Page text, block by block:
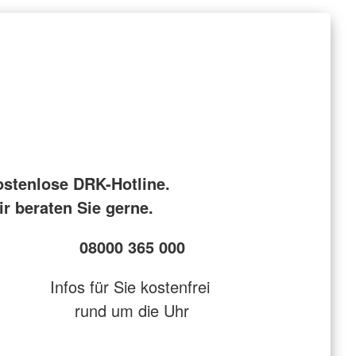
DRK-Hotline.
beraten Sie gerne.
08000 365 000
Infos für Sie kostenfrei
rund um die Uhr